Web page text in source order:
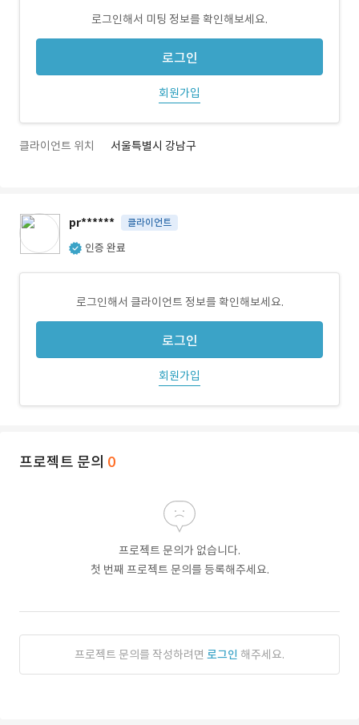
로그인해서 미팅 정보를 확인해보세요.
로그인
회원가입
클라이언트 위치 서울특별시 강남구
pr****** 클라이언트
인증 완료
로그인해서 클라이언트 정보를 확인해보세요.
로그인
회원가입
프로젝트 문의 0
프로젝트 문의가 없습니다.
첫 번째 프로젝트 문의를 등록해주세요.
프로젝트 문의를 작성하려면 로그인 해주세요.